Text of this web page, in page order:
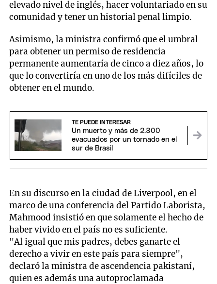
elevado nivel de inglés, hacer voluntariado en su
comunidad y tener un historial penal limpio.
Asimismo, la ministra confirmó que el umbral
para obtener un permiso de residencia
permanente aumentaría de cinco a diez años, lo
que lo convertiría en uno de los más difíciles de
obtener en el mundo.
TE PUEDE INTERESAR
Un muerto y más de 2.300
evacuados por un tornado en el
sur de Brasil
En su discurso en la ciudad de Liverpool, en el
marco de una conferencia del Partido Laborista,
Mahmood insistió en que solamente el hecho de
haber vivido en el país no es suficiente.
"Al igual que mis padres, debes ganarte el
derecho a vivir en este país para siempre",
declaró la ministra de ascendencia pakistaní,
quien es además una autoproclamada